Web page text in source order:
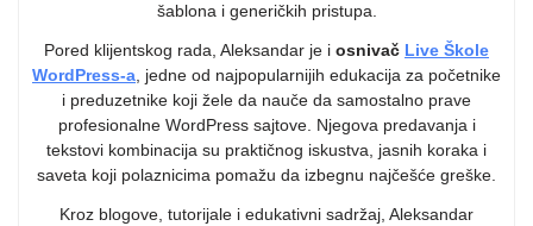
šablona i generičkih pristupa.
Pored klijentskog rada, Aleksandar je i osnivač Live Škole
WordPress-a, jedne od najpopularnijih edukacija za početnike
i preduzetnike koji žele da nauče da samostalno prave
profesionalne WordPress sajtove. Njegova predavanja i
tekstovi kombinacija su praktičnog iskustva, jasnih koraka i
saveta koji polaznicima pomažu da izbegnu najčešće greške.
Kroz blogove, tutorijale i edukativni sadržaj, Aleksandar